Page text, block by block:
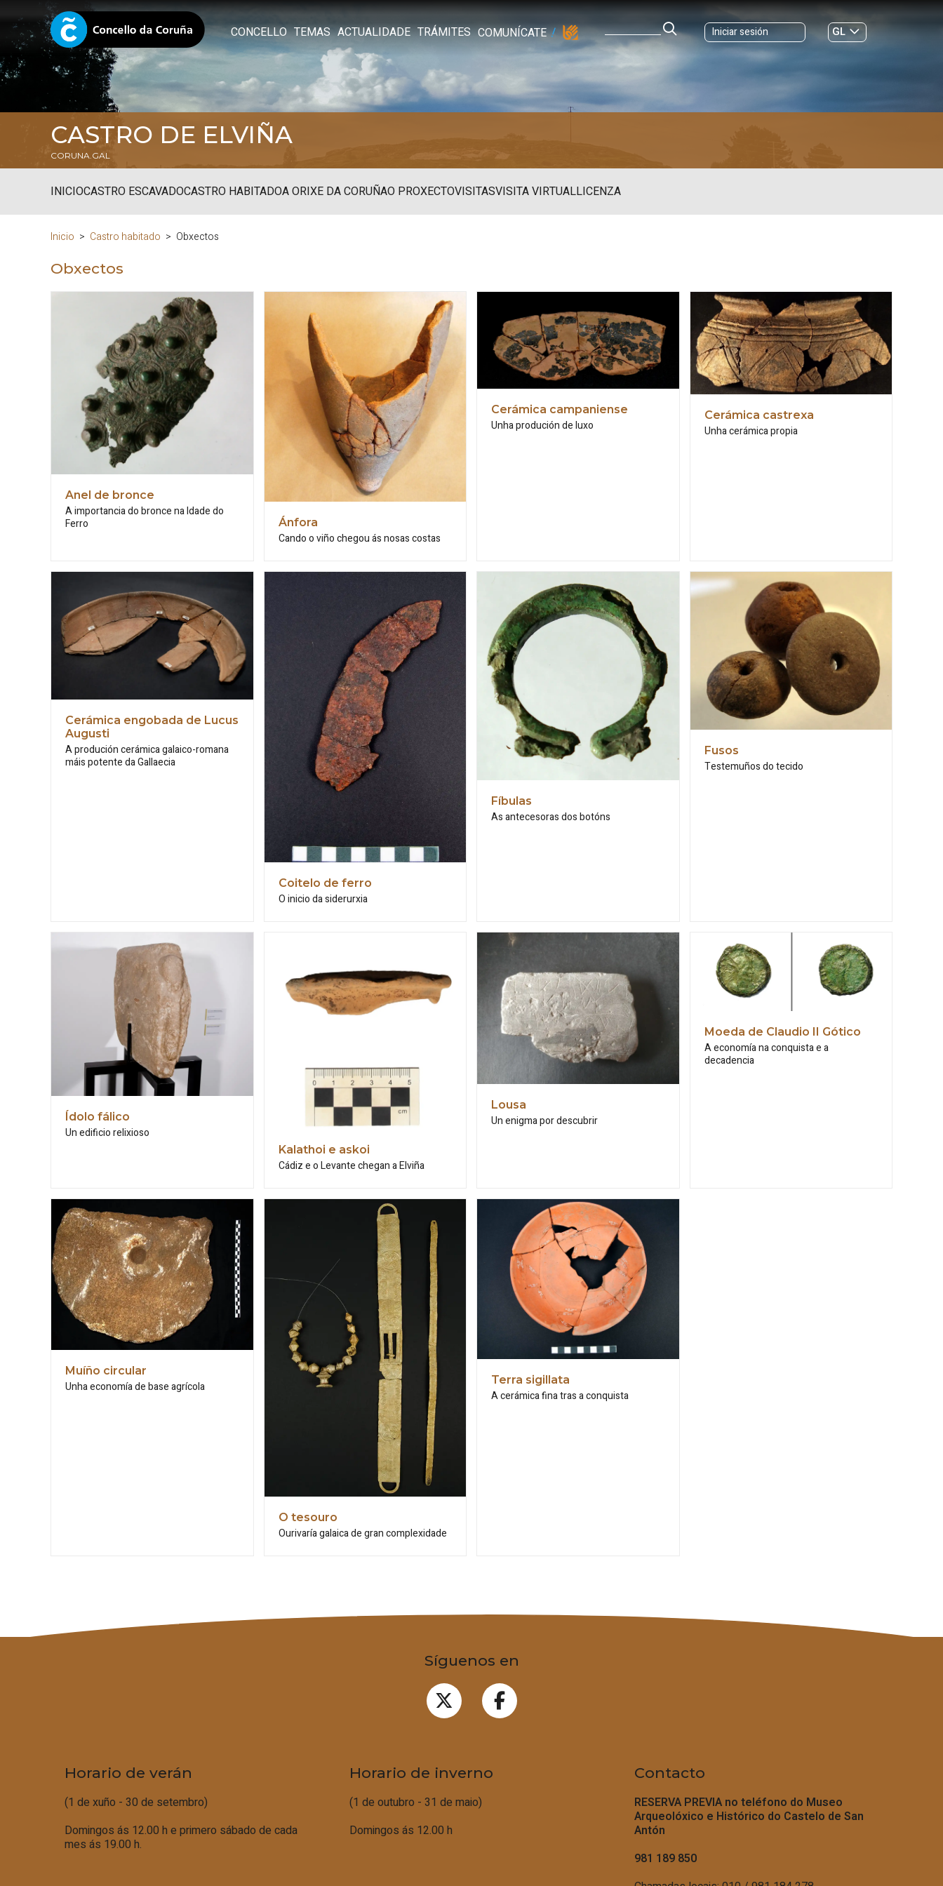
CONCELLO TEMAS ACTUALIDADE TRÁMITES COMUNÍCATE Iniciar sesión
GL
ES|
CASTRO DE ELVIÑA
CORUNA.GAL
INICIOCASTRO ESCAVADOCASTRO HABITADOA ORIXE DA CORUÑAO PROXECTOVISITASVISITA VIRTUALLICENZA
Inicio Castro habitado Obxectos
Obxectos
Anel de bronce
A importancia do bronce na Idade do
Ferro
Ánfora
Cando o viño chegou ás nosas costas
Cerámica campaniense
Unha produción de luxo
Cerámica castrexa
Unha cerámica propia
Cerámica engobada de Lucus
Augusti
A produción cerámica galaico-romana
máis potente da Gallaecia
Coitelo de ferro
O inicio da siderurxia
Fíbulas
As antecesoras dos botóns
Fusos
Testemuños do tecido
Ídolo fálico
Un edificio relixioso
Kalathoi e askoi
Cádiz e o Levante chegan a Elviña
Lousa
Un enigma por descubrir
Moeda de Claudio II Gótico
A economía na conquista e a
decadencia
Muíño circular
Unha economía de base agrícola
O tesouro
Ourivaría galaica de gran complexidade
Terra sigillata
A cerámica fina tras a conquista
Síguenos en
Horario de verán
(1 de xuño - 30 de setembro)
Domingos ás 12.00 h e primero sábado de cada
mes ás 19.00 h.
Horario de inverno
(1 de outubro - 31 de maio)
Domingos ás 12.00 h
Contacto
RESERVA PREVIA no teléfono do Museo
Arqueolóxico e Histórico do Castelo de San
Antón
981 189 850